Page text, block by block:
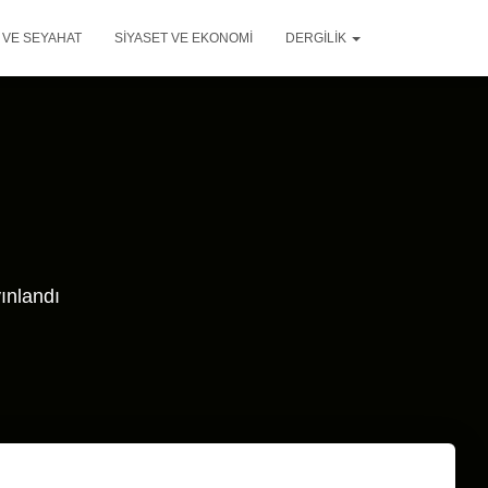
SEYAHAT SIYASET VE EKONOMI DERGILIK